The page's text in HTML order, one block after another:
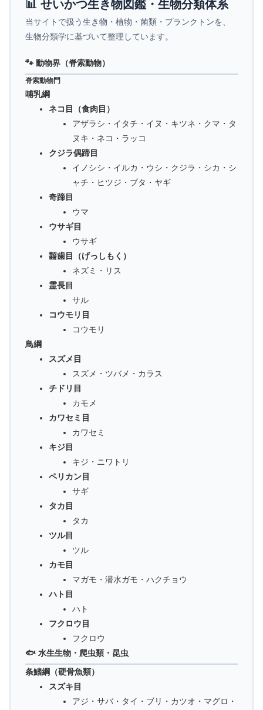
📊 せいかつ生き物図鑑・生物分類体系
当サイトで扱う生き物・植物・菌類・プランクトンを、
生物分類学に基づいて整理しています。
🐾 動物界（脊索動物）
脊索動物門
哺乳綱
ネコ目（食肉目）
アザラシ・イタチ・イヌ・キツネ・クマ・タ
ヌキ・ネコ・ラッコ
クジラ偶蹄目
イノシシ・イルカ・ウシ・クジラ・シカ・シ
ャチ・ヒツジ・ブタ・ヤギ
奇蹄目
ウマ
ウサギ目
ウサギ
齧歯目（げっしもく）
ネズミ・リス
霊長目
サル
コウモリ目
コウモリ
鳥綱
スズメ目
スズメ・ツバメ・カラス
チドリ目
カモメ
カワセミ目
カワセミ
キジ目
キジ・ニワトリ
ペリカン目
サギ
タカ目
タカ
ツル目
ツル
カモ目
マガモ・潜水ガモ・ハクチョウ
ハト目
ハト
フクロウ目
フクロウ
🐟 水生生物・爬虫類・昆虫
条鰭綱（硬骨魚類）
スズキ目
アジ・サバ・タイ・ブリ・カツオ・マグロ・